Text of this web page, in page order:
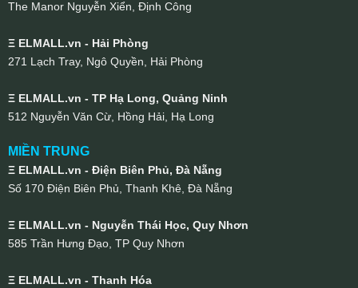
The Manor Nguyễn Xiển, Định Công
Ξ ELMALL.vn - Hải Phòng
271 Lạch Tray, Ngô Quyền, Hải Phòng
Ξ ELMALL.vn - TP Hạ Long, Quảng Ninh
512 Nguyễn Văn Cừ, Hồng Hải, Hạ Long
MIỀN TRUNG
Ξ ELMALL.vn - Điện Biên Phủ, Đà Nẵng
Số 170 Điện Biên Phủ, Thanh Khê, Đà Nẵng
Ξ ELMALL.vn - Nguyễn Thái Học, Quy Nhơn
585 Trần Hưng Đạo, TP Quy Nhơn
Ξ ELMALL.vn - Thanh Hóa